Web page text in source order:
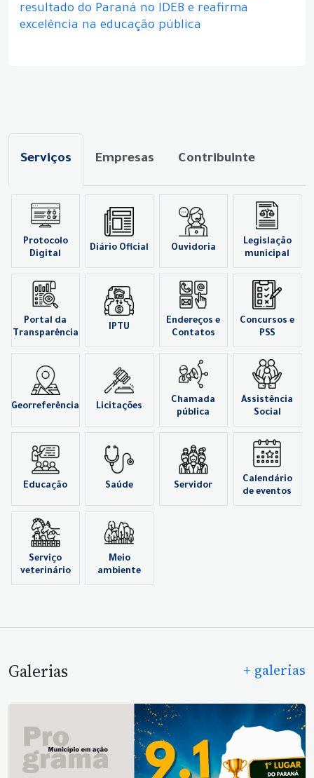
resultado do Paraná no IDEB e reafirma
excelência na educação pública
Serviços Empresas Contribuinte
Protocolo
Digital
Diário Oficial Ouvidoria
Legislação
municipal
Portal da
Transparência
IPTU
Endereços e
Contatos
Concursos e
PSS
Georreferência Licitações
Chamada
pública
Assistência
Social
Educação Saúde Servidor
Calendário
de eventos
Serviço
veterinário
Meio
ambiente
Galerias + galerias